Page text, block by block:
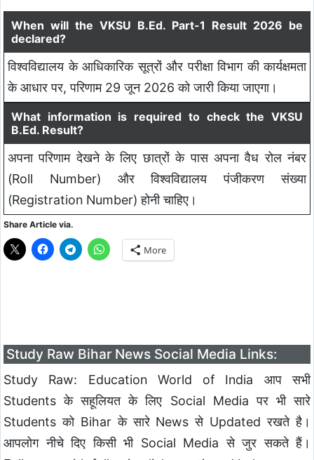
When will the VKSU B.Ed. Part-1 Result 2026 be
declared?
विश्वविद्यालय के आधिकारिक सूत्रों और परीक्षा विभाग की कार्यक्षमता
के आधार पर, परिणाम 29 जून 2026 को जारी किया जाएगा।
What information is required to check the VKSU
B.Ed. Result?
अपना परिणाम देखने के लिए छात्रों के पास अपना वैध रोल नंबर
(Roll Number) और विश्वविद्यालय पंजीकरण संख्या
(Registration Number) होनी चाहिए।
Share Article via.
More
Study Raw Bihar News Social Media Links:
Study Raw: Education World of India आप सभी
Students के सहूलियत के लिए Social Media पर भी सारे
Students को Bihar के सारे News से Updated रखते है।
आपलोग नीचे दिए किसी भी Social Media से जुर सकते हैं।